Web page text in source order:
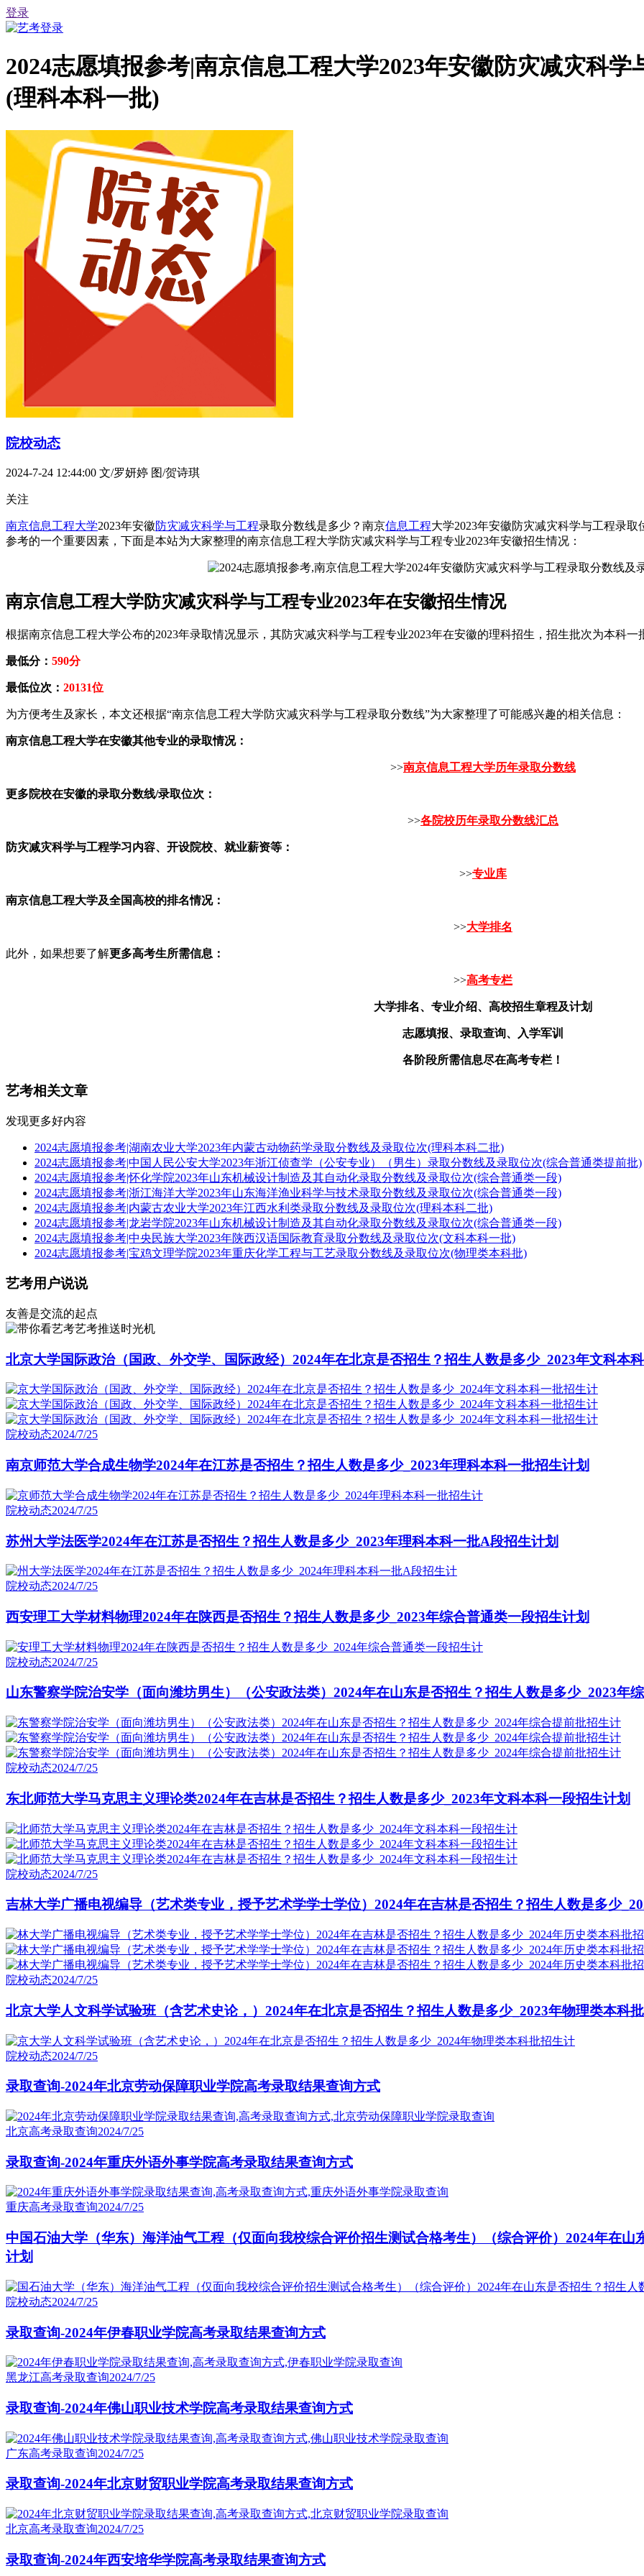
登录
2024志愿填报参考|南京信息工程大学2023年安徽防灾减灾科
(理科本科一批)
院校动态
2024-7-24 12:44:00 文/罗妍婷 图/贺诗琪
关注
南京信息工程大学2023年安徽防灾减灾科学与工程录取分数线是多少？南京信息工程大学2023年安徽防灾减灾科学与工程录
参考的一个重要因素，下面是本站为大家整理的南京信息工程大学防灾减灾科学与工程专业2023年安徽招生情况：
南京信息工程大学防灾减灾科学与工程专业2023年在安徽招生情况
根据南京信息工程大学公布的2023年录取情况显示，其防灾减灾科学与工程专业2023年在安徽的理科招生，招生批次为本科一
最低分： 590分
最低位次： 20131位
为方便考生及家长，本文还根据“南京信息工程大学防灾减灾科学与工程录取分数线”为大家整理了可能感兴趣的相关信息：
南京信息工程大学在安徽其他专业的录取情况：
>>南京信息工程大学历年录取分数线
更多院校在安徽的录取分数线/录取位次：
>>各院校历年录取分数线汇总
防灾减灾科学与工程学习内容、开设院校、就业薪资等：
>>专业库
南京信息工程大学及全国高校的排名情况：
>>大学排名
此外，如果想要了解更多高考生所需信息：
>>高考专栏
大学排名、专业介绍、高校招生章程及计划
志愿填报、录取查询、入学军训
各阶段所需信息尽在高考专栏！
艺考相关文章
发现更多好内容
2024志愿填报参考|湖南农业大学2023年内蒙古动物药学录取分数线及录取位次(理科本科二批)
2024志愿填报参考|中国人民公安大学2023年浙江侦查学（公安专业）（男生）录取分数线及录取位次(综合普通类提前批)
2024志愿填报参考|怀化学院2023年山东机械设计制造及其自动化录取分数线及录取位次(综合普通类一段)
2024志愿填报参考|浙江海洋大学2023年山东海洋渔业科学与技术录取分数线及录取位次(综合普通类一段)
2024志愿填报参考|内蒙古农业大学2023年江西水利类录取分数线及录取位次(理科本科二批)
2024志愿填报参考|龙岩学院2023年山东机械设计制造及其自动化录取分数线及录取位次(综合普通类一段)
2024志愿填报参考|中央民族大学2023年陕西汉语国际教育录取分数线及录取位次(文科本科一批)
2024志愿填报参考|宝鸡文理学院2023年重庆化学工程与工艺录取分数线及录取位次(物理类本科批)
艺考用户说说
友善是交流的起点
艺考推送时光机
北京大学国际政治（国政、外交学、国际政经）2024年在北京是否招生？招生人数是多少_2023年文科本
院校动态2024/7/25
南京师范大学合成生物学2024年在江苏是否招生？招生人数是多少_2023年理科本科一批招生计划
院校动态2024/7/25
苏州大学法医学2024年在江苏是否招生？招生人数是多少_2023年理科本科一批A段招生计划
院校动态2024/7/25
西安理工大学材料物理2024年在陕西是否招生？招生人数是多少_2023年综合普通类一段招生计划
院校动态2024/7/25
山东警察学院治安学（面向潍坊男生）（公安政法类）2024年在山东是否招生？招生人数是多少_2023年
院校动态2024/7/25
东北师范大学马克思主义理论类2024年在吉林是否招生？招生人数是多少_2023年文科本科一段招生计划
院校动态2024/7/25
吉林大学广播电视编导（艺术类专业，授予艺术学学士学位）2024年在吉林是否招生？招生人数是多少
院校动态2024/7/25
北京大学人文科学试验班（含艺术史论，）2024年在北京是否招生？招生人数是多少_2023年物理类本科
院校动态2024/7/25
录取查询-2024年北京劳动保障职业学院高考录取结果查询方式
北京高考录取查询2024/7/25
录取查询-2024年重庆外语外事学院高考录取结果查询方式
重庆高考录取查询2024/7/25
中国石油大学（华东）海洋油气工程（仅面向我校综合评价招生测试合格考生）（综合评价）2024年在
计划
院校动态2024/7/25
录取查询-2024年伊春职业学院高考录取结果查询方式
黑龙江高考录取查询2024/7/25
录取查询-2024年佛山职业技术学院高考录取结果查询方式
广东高考录取查询2024/7/25
录取查询-2024年北京财贸职业学院高考录取结果查询方式
北京高考录取查询2024/7/25
录取查询-2024年西安培华学院高考录取结果查询方式